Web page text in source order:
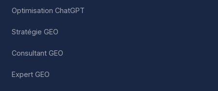
Optimisation ChatGPT
Stratégie GEO
Consultant GEO
Expert GEO